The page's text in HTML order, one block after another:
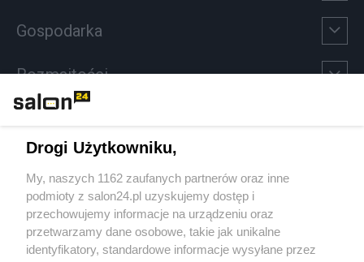
Gospodarka
Rozmaitości
Sport
Społeczeństwo
Kultura
Drogi Użytkowniku,
My, naszych 1162 zaufanych partnerów oraz inne
podmioty z salon24.pl uzyskujemy dostęp i
przechowujemy informacje na urządzeniu oraz
przetwarzamy dane osobowe, takie jak unikalne
identyfikatory, standardowe informacje wysyłane przez